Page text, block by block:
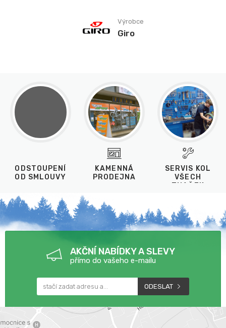
Výrobce
Giro
ODSTOUPENÍ
OD SMLOUVY
KAMENNÁ
PRODEJNA
SERVIS KOL
VŠECH
ZNAČEK
AKČNÍ NABÍDKY A SLEVY
přímo do vašeho e-mailu
ODESLAT